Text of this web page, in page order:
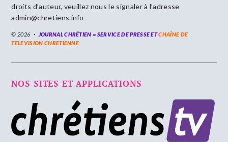
droits d’auteur, veuillez nous le signaler à l’adresse
admin@chretiens.info
© 2026 JOURNAL CHRÉTIEN = SERVICE DE PRESSE ETCHAÎNE DE
TELEVISION CHRETIENNE
NOS SITES ET APPLICATIONS